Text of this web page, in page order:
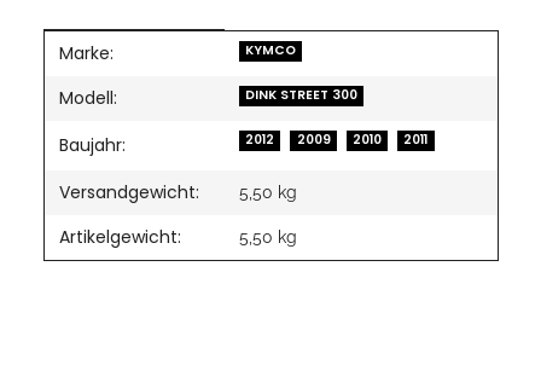
Produkteigenschaft
Wert
Marke: KYMCO
Modell: DINK STREET 300
Baujahr: 2012 2009 2010 2011
Versandgewicht: 5,50 kg
Artikelgewicht: 5,50 kg